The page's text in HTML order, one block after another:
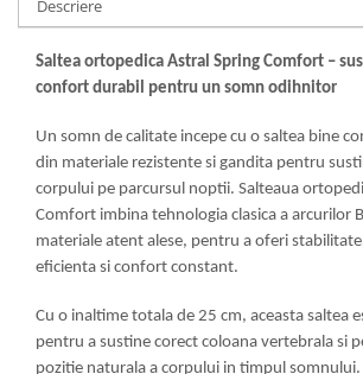
Mese gradinita
Scaune gradinita
Set mese si scaune gradinita
Mobila camera copii
Scaune birou pentru copii
Saltele patuturi copii
Paturi copii
Seturi comode living si dormitor
Descriere
Saltea ortopedica Astral Spring Comfort –
confort durabil pentru un somn odihnitor
Un somn de calitate incepe cu o saltea bine
din materiale rezistente si gandita pentru
corpului pe parcursul noptii. Salteaua
Comfort imbina tehnologia clasica a arcurilor
materiale atent alese, pentru a oferi
eficienta si confort constant.
Cu o inaltime totala de 25 cm, aceasta saltea
pentru a sustine corect coloana vertebrala si
pozitie naturala a corpului in timpul